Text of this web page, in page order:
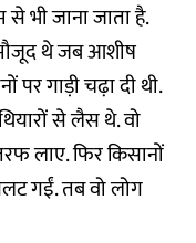
भी जाना जाता है.
थे जब आशीष
पर गाड़ी चढ़ा दी थी.
से लैस थे. वो
लाए. फिर किसानों
गईं. तब वो लोग